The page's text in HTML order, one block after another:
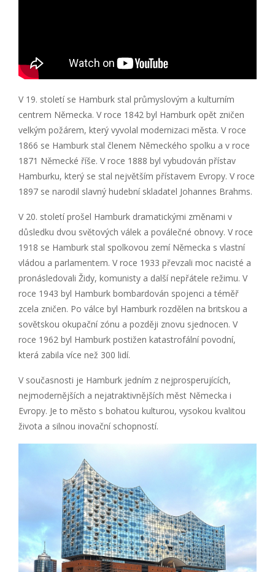
V 19. století se Hamburk stal průmyslovým a kulturním
centrem Německa. V roce 1842 byl Hamburk opět zničen
velkým požárem, který vyvolal modernizaci města. V roce
1866 se Hamburk stal členem Německého spolku a v roce
1871 Německé říše. V roce 1888 byl vybudován přístav
Hamburku, který se stal největším přístavem Evropy. V roce
1897 se narodil slavný hudební skladatel Johannes Brahms.
V 20. století prošel Hamburk dramatickými změnami v
důsledku dvou světových válek a poválečné obnovy. V roce
1918 se Hamburk stal spolkovou zemí Německa s vlastní
vládou a parlamentem. V roce 1933 převzali moc nacisté a
pronásledovali Židy, komunisty a další nepřátele režimu. V
roce 1943 byl Hamburk bombardován spojenci a téměř
zcela zničen. Po válce byl Hamburk rozdělen na britskou a
sovětskou okupační zónu a později znovu sjednocen. V
roce 1962 byl Hamburk postižen katastrofální povodní,
která zabila více než 300 lidí.
V současnosti je Hamburk jedním z nejprosperujících,
nejmodernějších a nejatraktivnějších měst Německa i
Evropy. Je to město s bohatou kulturou, vysokou kvalitou
života a silnou inovační schopností.